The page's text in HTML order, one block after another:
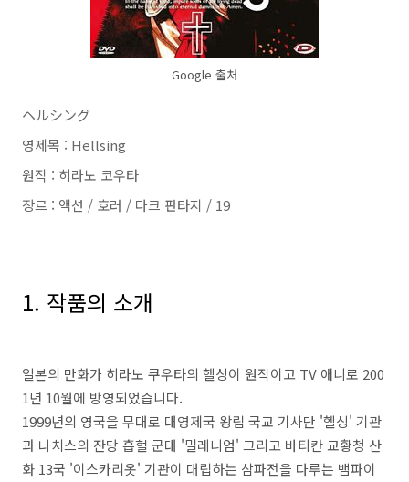
Google 출처
ヘルシング
영제목 : Hellsing
원작 : 히라노 코우타
장르 : 액션 / 호러 / 다크 판타지 / 19
1. 작품의 소개
일본의 만화가 히라노 쿠우타의 헬싱이 원작이고 TV 애니로 200
1년 10월에 방영되었습니다.
1999년의 영국을 무대로 대영제국 왕립 국교 기사단 '헬싱' 기관
과 나치스의 잔당 흡혈 군대 '밀레니엄' 그리고 바티칸 교황청 산
화 13국 '이스카리옷' 기관이 대립하는 삼파전을 다루는 뱀파이